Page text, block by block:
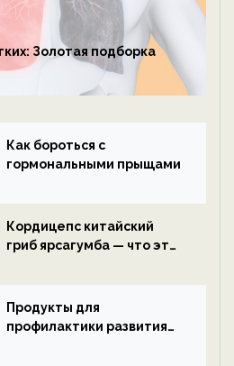
Золотая подборка
Как бороться с
гормональными прыщами
Кордицепс китайский
гриб ярсагумба — что это
Продукты для
профилактики развития